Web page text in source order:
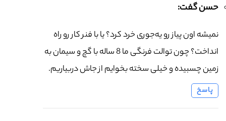
حسن گفت:
نمیشه اون پیاز رو یه‌جوری خرد کرد؟ یا با فنر کار رو راه
انداخت؟ چون توالت فرنگی ما 8 ساله با گچ و سیمان به
زمین چسبیده و خیلی سخته بخوایم از جاش دربیاریم.
پاسخ